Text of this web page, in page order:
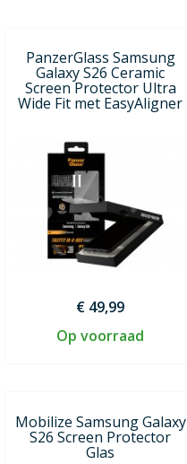
PanzerGlass Samsung
Galaxy S26 Ceramic
Screen Protector Ultra
Wide Fit met EasyAligner
€ 49,99
Op voorraad
Mobilize Samsung Galaxy
S26 Screen Protector
Glas